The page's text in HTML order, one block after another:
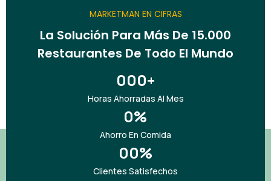
MARKETMAN EN CIFRAS
La Solución Para Más De 15.000
Restaurantes De Todo El Mundo
0
1
2
3
0
1
2
3
0
1
2
3
+
Horas Ahorradas Al Mes
0
1
2
%
Ahorro En Comida
00%
Clientes Satisfechos